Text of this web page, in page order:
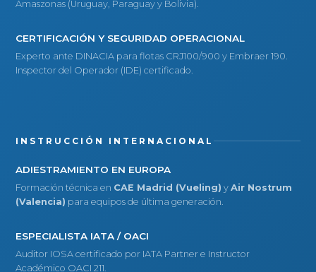
Amaszonas (Uruguay, Paraguay y Bolivia).
CERTIFICACIÓN Y SEGURIDAD OPERACIONAL
Experto ante DINACIA para flotas CRJ100/900 y Embraer 190.
Inspector del Operador (IDE) certificado.
INSTRUCCIÓN INTERNACIONAL
ADIESTRAMIENTO EN EUROPA
Formación técnica en CAE Madrid (Vueling) yAir Nostrum
(Valencia) para equipos de última generación.
ESPECIALISTA IATA / OACI
Auditor IOSA certificado por IATA Partner e Instructor
Académico OACI 211.